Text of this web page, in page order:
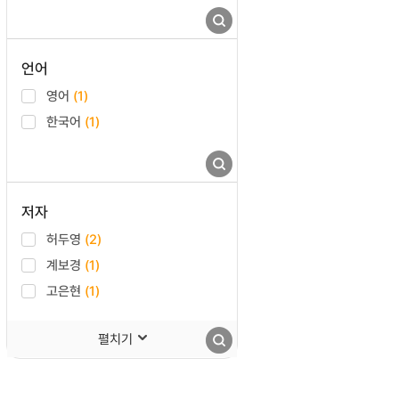
언어
영어 (1)
한국어 (1)
저자
허두영 (2)
계보경 (1)
고은현 (1)
펼치기